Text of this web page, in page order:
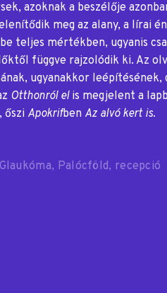
azoknak a beszélője
meg az alany, a lírai
teljes mértékben, ugyanis
függve rajzolódik ki. Az
ugyanakkor leépítésének,
Otthonról elis megjelent a
őszi Apokrifben Az alvó kert is.
Glaukóma Palócföld recepció